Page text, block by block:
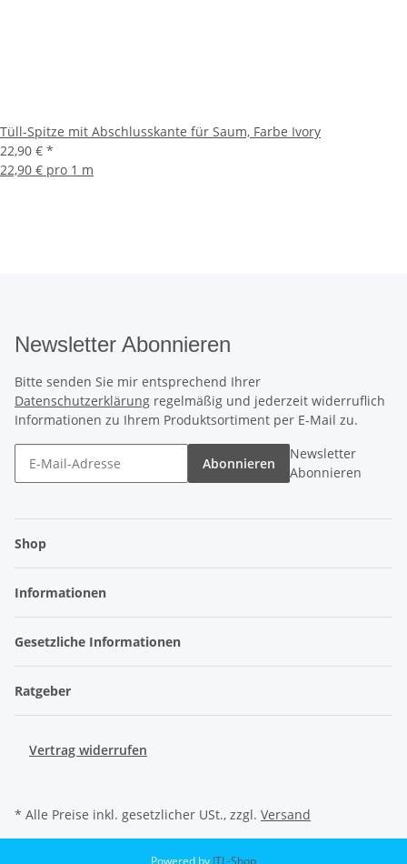
Tüll-Spitze mit Abschlusskante für Saum, Farbe Ivory
22,90 € *
22,90 € pro 1 m
Newsletter Abonnieren
Bitte senden Sie mir entsprechend Ihrer
Datenschutzerklärung regelmäßig und jederzeit widerruflich
Informationen zu Ihrem Produktsortiment per E-Mail zu.
Abonnieren
Newsletter
Abonnieren
Shop
Informationen
Gesetzliche Informationen
Ratgeber
Vertrag widerrufen
* Alle Preise inkl. gesetzlicher USt., zzgl. Versand